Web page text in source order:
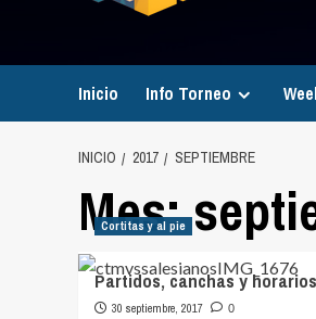
Inicio Info Torneo
INICIO 2017 SEPTIEMBRE
Mes:
Cortitas y al pie
Partidos, canchas y horarios
30 septiembre, 2017 0